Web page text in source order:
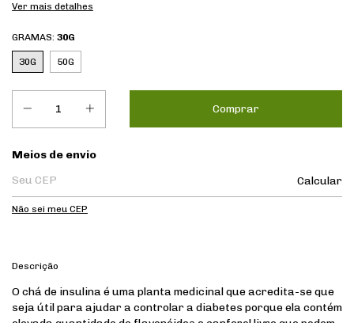
Ver mais detalhes
GRAMAS: 30G
30G 50G
Entregas para o CEP:
Meios de envio
Calcular
Não sei meu CEP
Descrição
O chá de insulina é uma planta medicinal que acredita-se que
seja útil para ajudar a controlar a diabetes porque ela contém